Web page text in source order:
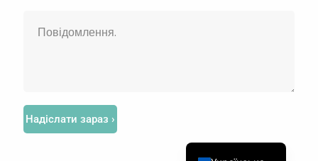
Надіслати зараз ›